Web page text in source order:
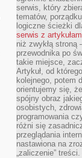
serwis, który
tematów,
logiczne ścieżki
serwis z
niż zwykłą stroną
przewodnika po
takie miejsce,
Artykuł, od
kolejnego, potem
orientujemy się,
spójny obraz
osobistych,
programowania
różni się
przeglądania
nastawiona na
„zaliczenie”